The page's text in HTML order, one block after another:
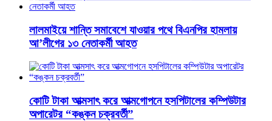
লালমাইয়ে শান্তি সমাবেশে যাওয়ার পথে বিএনপির হামলায়
আ’লীগের ১৩ নেতাকর্মী আহত
কোটি টাকা আত্মসাৎ করে আত্মগোপনে হসপিটালের কম্পিউটার
অপারেটর “কঙ্কন চক্রবর্তী”